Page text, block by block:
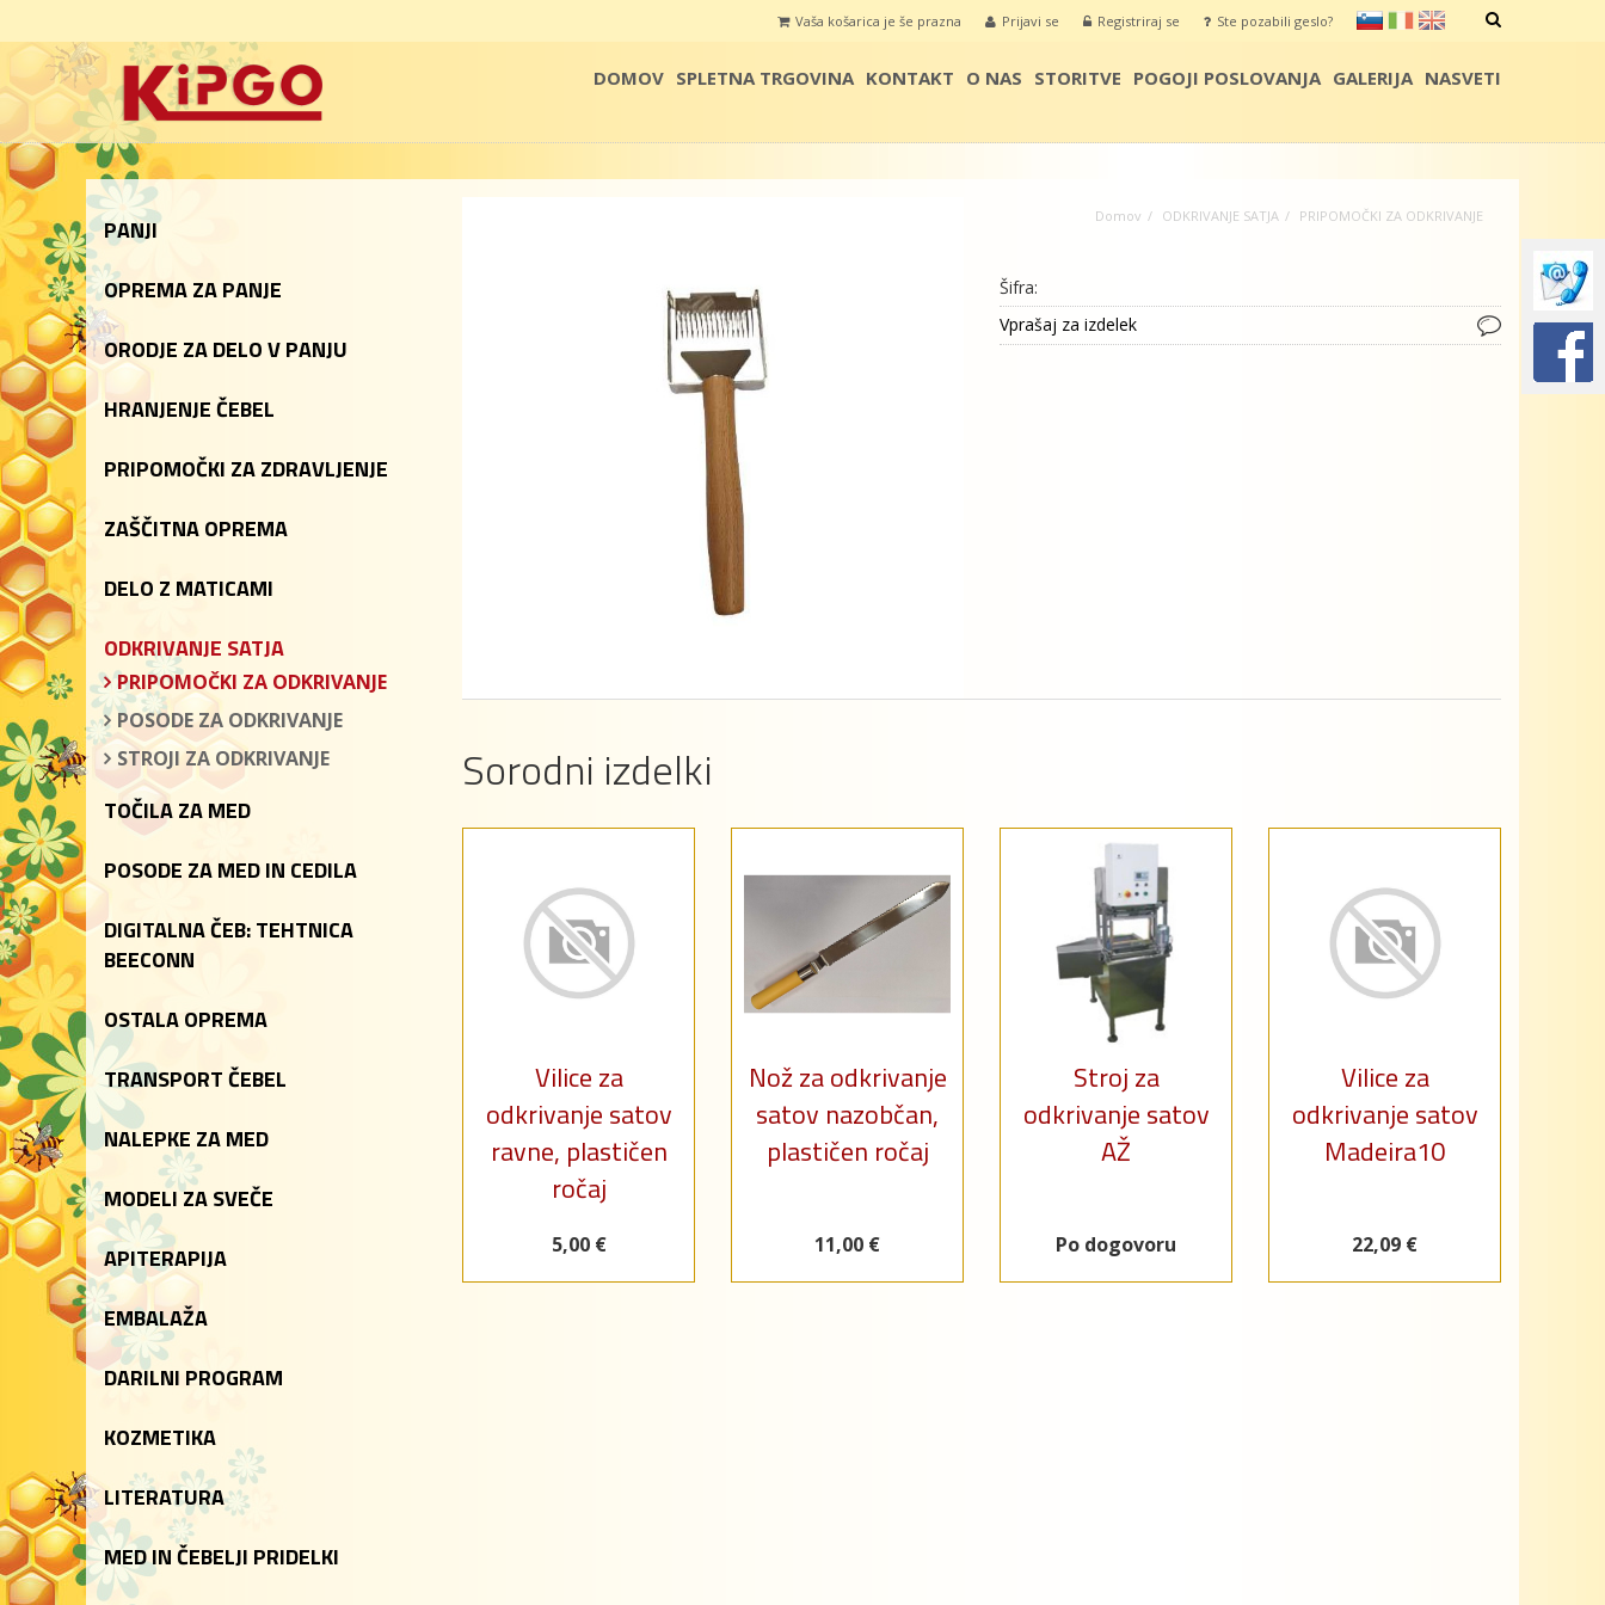
sl it en
Prijavi se Registriraj se Ste pozabili geslo?
Vaša košarica je še prazna
DOMOV SPLETNA TRGOVINA KONTAKT O NAS STORITVE POGOJI POSLOVANJA GALERIJA NASVETI
PANJI
OPREMA ZA PANJE
ORODJE ZA DELO V PANJU
HRANJENJE ČEBEL
PRIPOMOČKI ZA ZDRAVLJENJE
ZAŠČITNA OPREMA
DELO Z MATICAMI
ODKRIVANJE SATJA
PRIPOMOČKI ZA ODKRIVANJE
POSODE ZA ODKRIVANJE
STROJI ZA ODKRIVANJE
TOČILA ZA MED
POSODE ZA MED IN CEDILA
DIGITALNA ČEB: TEHTNICA
BEECONN
OSTALA OPREMA
TRANSPORT ČEBEL
NALEPKE ZA MED
MODELI ZA SVEČE
APITERAPIJA
EMBALAŽA
DARILNI PROGRAM
KOZMETIKA
LITERATURA
MED IN ČEBELJI PRIDELKI
Domov ODKRIVANJE SATJA PRIPOMOČKI ZA ODKRIVANJE
Šifra:
Vprašaj za izdelek
Sorodni izdelki
Vilice za
odkrivanje satov
ravne, plastičen
ročaj
5,00 €
Nož za odkrivanje
satov nazobčan,
plastičen ročaj
11,00 €
Stroj za
odkrivanje satov
AŽ
Po dogovoru
Vilice za
odkrivanje satov
Madeira10
22,09 €